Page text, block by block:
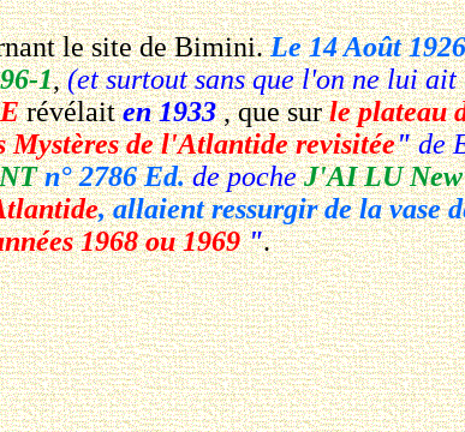
le site de Bimini.Le 14 Août 1926
1,(et surtout sans que l'on ne lui
révélaiten 1933, que surle plateau
Mystères de l'Atlantide revisitée"de
n° 2786 Ed.de pocheJ'AI LU New
, allaient ressurgir de la vase
1968 ou 1969".